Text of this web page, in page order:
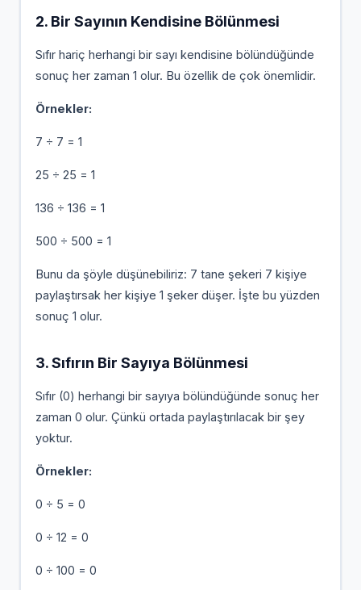
2. Bir Sayının Kendisine Bölünmesi
Sıfır hariç herhangi bir sayı kendisine bölündüğünde
sonuç her zaman 1 olur. Bu özellik de çok önemlidir.
Örnekler:
7 ÷ 7 = 1
25 ÷ 25 = 1
136 ÷ 136 = 1
500 ÷ 500 = 1
Bunu da şöyle düşünebiliriz: 7 tane şekeri 7 kişiye
paylaştırsak her kişiye 1 şeker düşer. İşte bu yüzden
sonuç 1 olur.
3. Sıfırın Bir Sayıya Bölünmesi
Sıfır (0) herhangi bir sayıya bölündüğünde sonuç her
zaman 0 olur. Çünkü ortada paylaştırılacak bir şey
yoktur.
Örnekler:
0 ÷ 5 = 0
0 ÷ 12 = 0
0 ÷ 100 = 0